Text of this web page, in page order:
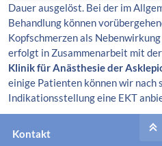
Dauer ausgelöst. Bei der im
Behandlung können
Kopfschmerzen als
erfolgt in Zusammenarbeit mit der
Klinik für Anästhesie der
einige Patienten können wir nach
Indikationsstellung eine EKT
Kontakt